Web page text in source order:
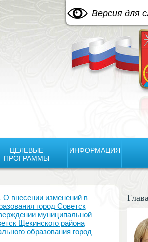
Версия для
Размер шрифта: A A
ЦЕЛЕВЫЕ
ПРОГРАММЫ
ИНФОРМАЦИЯ
внесении изменений в
город Советск
муниципальной
Щекинского района
образования город